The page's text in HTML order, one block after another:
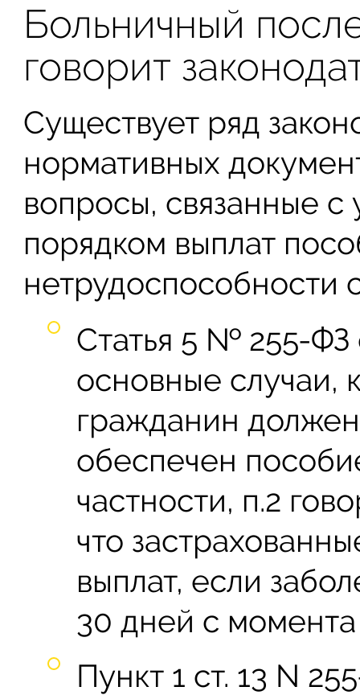
Больничный
говорит
Существует ряд
нормативных
вопросы, связанные
порядком выплат
нетрудоспособности
Статья 5 № 255-
основные случаи,
гражданин
обеспечен
частности, п.2
что
выплат, если
30 дней с
Пункт 1 ст. 13 N